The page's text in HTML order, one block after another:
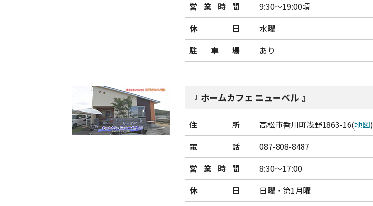
営業時間
9:30～19:00頃
休日
水曜
駐車場
あり
ホームカフェ ニューベル
住所 高松市香川町浅野1863-16(地図)
電話
087-808-8487
営業時間
8:30～17:00
休日
日曜・第1月曜